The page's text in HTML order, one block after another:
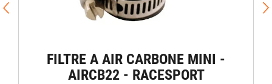
FILTRE A AIR CARBONE MINI -
AIRCB22 - RACESPORT